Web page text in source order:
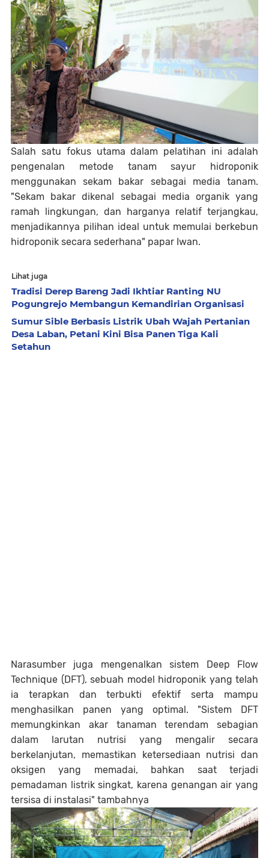
Salah satu fokus utama dalam pelatihan ini adalah
pengenalan metode tanam sayur hidroponik
menggunakan sekam bakar sebagai media tanam.
"Sekam bakar dikenal sebagai media organik yang
ramah lingkungan, dan harganya relatif terjangkau,
menjadikannya pilihan ideal untuk memulai berkebun
hidroponik secara sederhana" papar Iwan.
Lihat juga
Tradisi Derep Bareng Jadi Ikhtiar Ranting NU
Pogungrejo Membangun Kemandirian Organisasi
Sumur Sible Berbasis Listrik Ubah Wajah Pertanian
Desa Laban, Petani Kini Bisa Panen Tiga Kali
Setahun
Narasumber juga mengenalkan sistem Deep Flow
Technique (DFT), sebuah model hidroponik yang telah
ia terapkan dan terbukti efektif serta mampu
menghasilkan panen yang optimal. "Sistem DFT
memungkinkan akar tanaman terendam sebagian
dalam larutan nutrisi yang mengalir secara
berkelanjutan, memastikan ketersediaan nutrisi dan
oksigen yang memadai, bahkan saat terjadi
pemadaman listrik singkat, karena genangan air yang
tersisa di instalasi" tambahnya